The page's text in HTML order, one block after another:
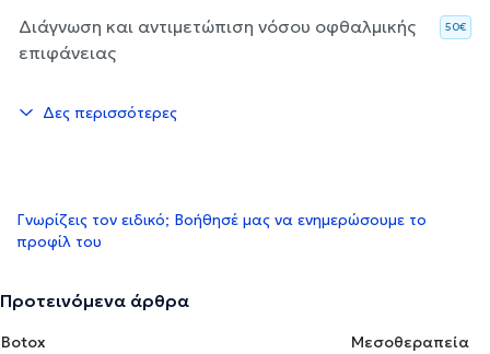
Διάγνωση και αντιμετώπιση νόσου οφθαλμικής
επιφάνειας
50€
Δες περισσότερες
Γνωρίζεις τον ειδικό; Βοήθησέ μας να ενημερώσουμε το
προφίλ του
Προτεινόμενα άρθρα
Botox
Μεσοθεραπεία